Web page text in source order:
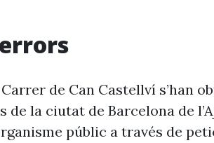
de Can Castellví s’han
de la ciutat de Barcelona de
públic a través de